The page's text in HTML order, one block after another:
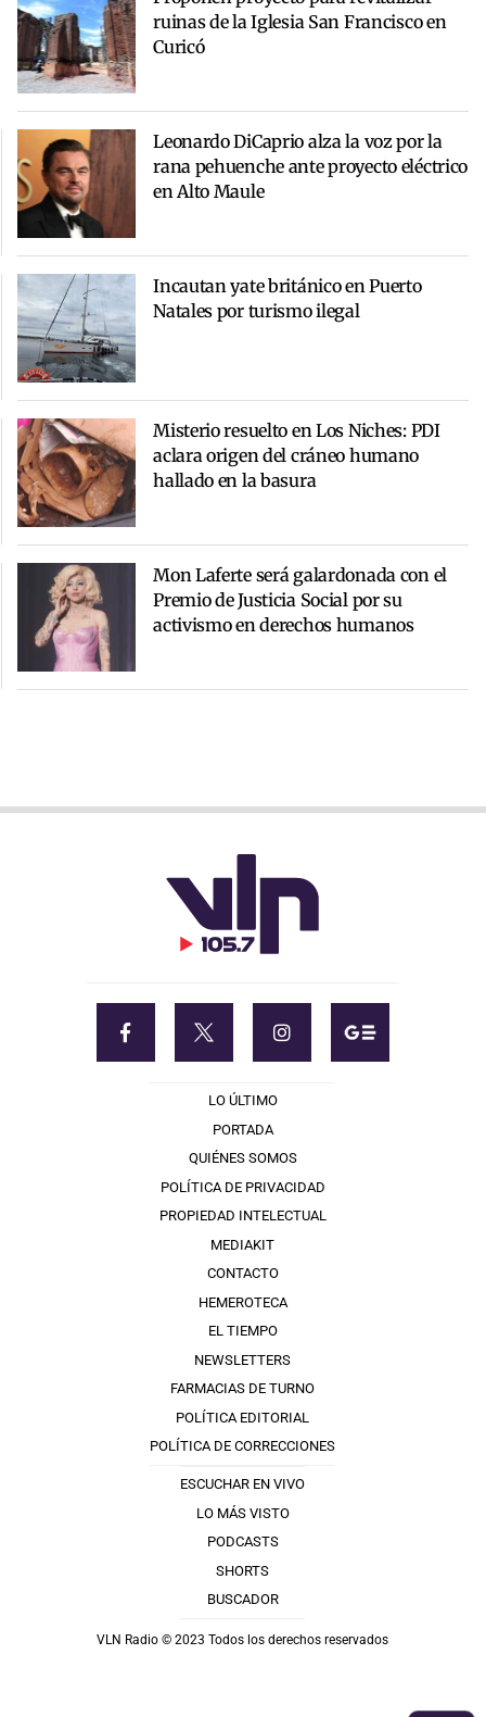
ruinas de la Iglesia San Francisco en
Curicó
Leonardo DiCaprio alza la voz por la
rana pehuenche ante proyecto eléctrico
en Alto Maule
Incautan yate británico en Puerto
Natales por turismo ilegal
Misterio resuelto en Los Niches: PDI
aclara origen del cráneo humano
hallado en la basura
Mon Laferte será galardonada con el
Premio de Justicia Social por su
activismo en derechos humanos
LO ÚLTIMO
PORTADA
QUIÉNES SOMOS
POLÍTICA DE PRIVACIDAD
PROPIEDAD INTELECTUAL
MEDIAKIT
CONTACTO
HEMEROTECA
EL TIEMPO
NEWSLETTERS
FARMACIAS DE TURNO
POLÍTICA EDITORIAL
POLÍTICA DE CORRECCIONES
ESCUCHAR EN VIVO
LO MÁS VISTO
PODCASTS
SHORTS
BUSCADOR
VLN Radio © 2023 Todos los derechos reservados